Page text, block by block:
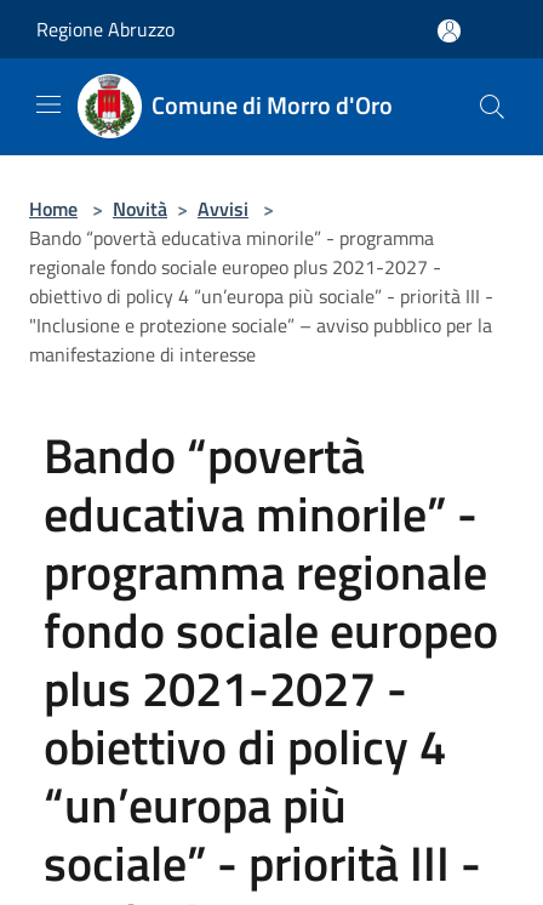
Regione Abruzzo
Comune di Morro d'Oro
Home > Novità > Avvisi >
Bando “povertà educativa minorile” - programma
regionale fondo sociale europeo plus 2021-2027 -
obiettivo di policy 4 “un’europa più sociale” - priorità III -
"Inclusione e protezione sociale” – avviso pubblico per la
manifestazione di interesse
Bando “povertà
educativa minorile” -
programma regionale
fondo sociale europeo
plus 2021-2027 -
obiettivo di policy 4
“un’europa più
sociale” - priorità III -